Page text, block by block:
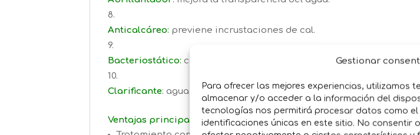
Gestionar
Para ofrecer las mejores experiencias, utilizamos
almacenar y/o acceder a la información del
tecnologías nos permitirá procesar datos como
identificaciones únicas en este sitio. No consentir
Anticalcáreo: previene incrustaciones de cal.
Bacteriostático: controla el crecimiento bacteriano.
Clarificante: agua más limpia y reluciente.
Ventajas principales: